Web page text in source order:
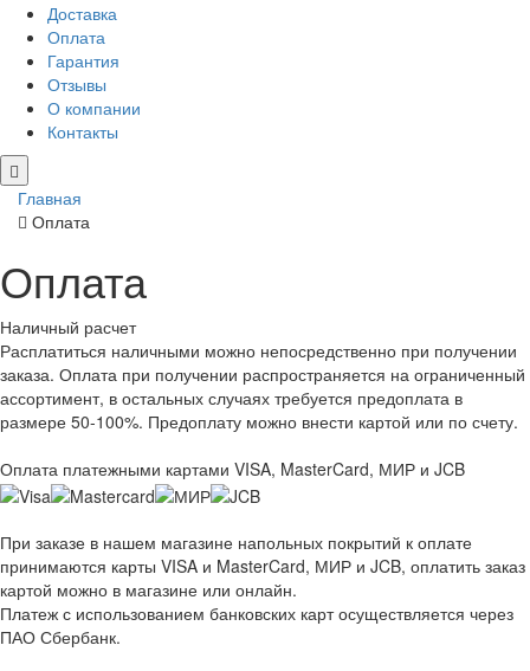
Доставка
Оплата
Гарантия
Отзывы
О компании
Контакты
Главная
Оплата
Оплата
Наличный расчет
Расплатиться наличными можно непосредственно при получении
заказа. Оплата при получении распространяется на ограниченный
ассортимент, в остальных случаях требуется предоплата в
размере 50-100%. Предоплату можно внести картой или по счету.
Оплата платежными картами VISA, MasterCard, МИР и JCB
При заказе в нашем магазине напольных покрытий к оплате
принимаются карты VISA и MasterCard, МИР и JCB, оплатить заказ
картой можно в магазине или онлайн.
Платеж с использованием банковских карт осуществляется через
ПАО Сбербанк.